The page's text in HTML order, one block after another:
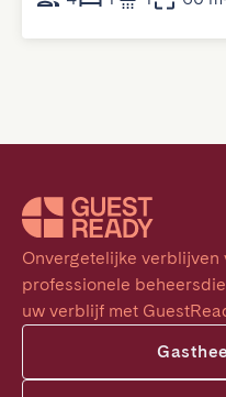
Onvergetelijke verblijven
professionele
uw verblijf met